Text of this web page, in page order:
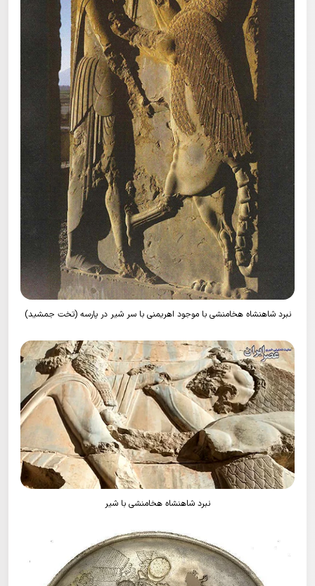
نبرد شاهنشاه هخامنشی با موجود اهریمنی با سر شیر در پارسه (تخت جمشید)
نبرد شاهنشاه هخامنشی با شیر